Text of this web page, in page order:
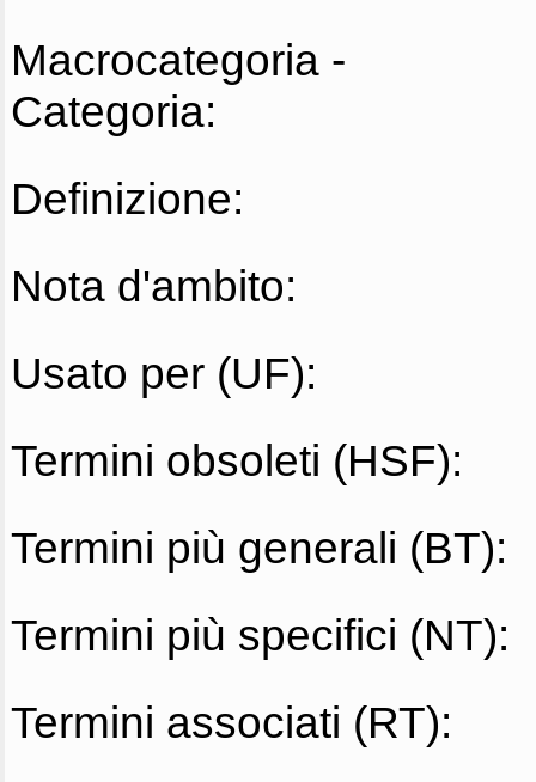
Macrocategoria -
Categoria:
Definizione:
Nota d'ambito:
Usato per (UF):
Termini obsoleti (HSF):
Termini più generali (BT):
Termini più specifici (NT):
Termini associati (RT):